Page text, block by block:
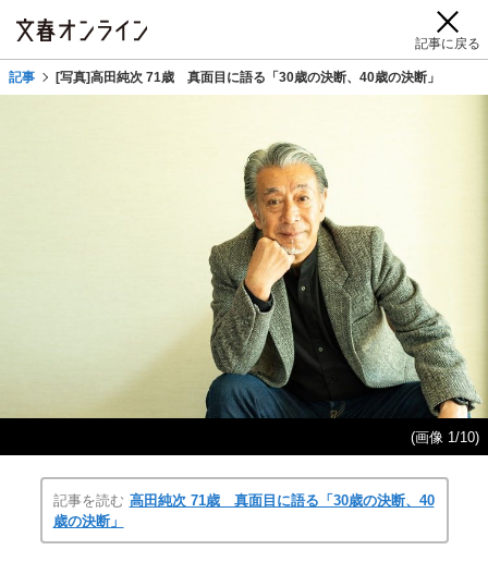
記事に戻る
記事 [写真]高田純次 71歳 真面目に語る「30歳の決断、40歳の決断」
(画像 1/10)
記事を読む 高田純次 71歳 真面目に語る「30歳の決断、40
歳の決断」